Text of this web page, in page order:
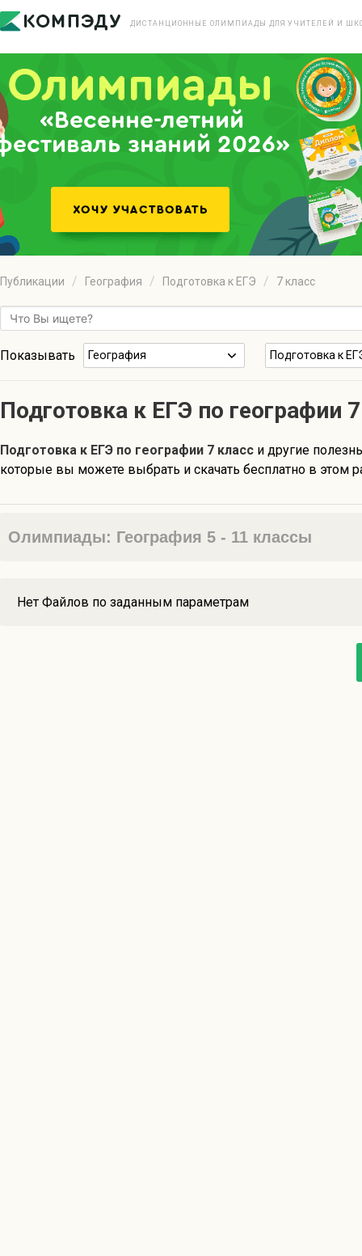
ДИСТАНЦИОННЫЕ ОЛИМПИАДЫ ДЛЯ УЧИТЕЛЕЙ И
«Весенне-летний
знаний 2026»
Публикации География Подготовка к ЕГЭ 7 класс
Показывать География Подготовка к
Подготовка к ЕГЭ по географии
Подготовка к ЕГЭ по географии 7 класс и другие
которые вы можете выбрать и скачать бесплатно в этом
Олимпиады: География 5 - 11 классы
Нет Файлов по заданным параметрам